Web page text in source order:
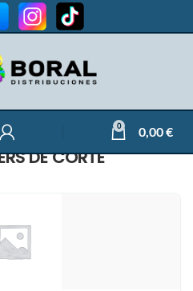
0 0,00€
DE CORTE